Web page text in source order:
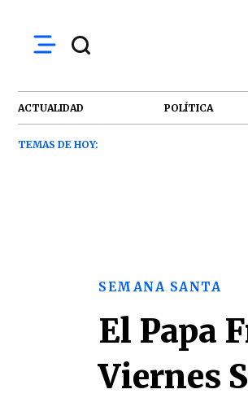
ACTUALIDAD POLÍTICA
TEMAS DE HOY:
SEMANA SANTA
El Papa
Viernes